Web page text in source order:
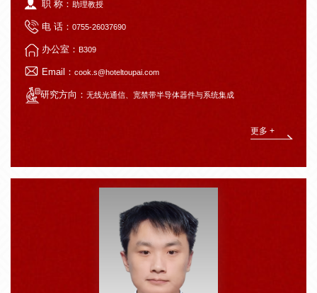
职 称： 助理教授
电 话： 0755-26037690
办公室： B309
Email： cook.s@hoteltoupai.com
研究方向： 无线光通信、宽禁带半导体器件与系统集成
更多 +